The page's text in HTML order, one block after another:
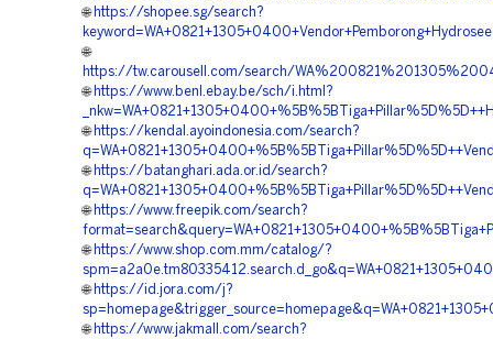
🌐 https://shopee.sg/search?
🌐
https://tw.carousell.com/search/
🌐 https://www.benl.ebay.be/sch/i.html?
🌐 https://kendal.ayoindonesia.com/search?
🌐 https://batanghari.ada.or.id/search?
🌐 https://www.freepik.com/search?
🌐 https://www.shop.com.mm/catalog/?
🌐 https://id.jora.com/j?
🌐 https://www.jakmall.com/search?